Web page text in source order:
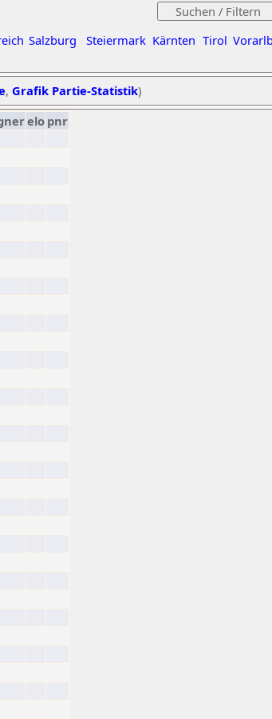
Salzburg Steiermark Kärnten Tirol
, Grafik Partie-Statistik)
elo pnr